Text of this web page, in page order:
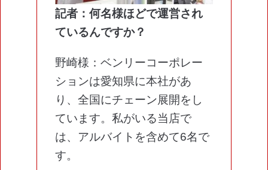
記者：何名様ほどで運営され
ているんですか？
野崎様：ベンリーコーポレー
ションは愛知県に本社があ
り、全国にチェーン展開をし
ています。私がいる当店で
は、アルバイトを含めて6名で
す。